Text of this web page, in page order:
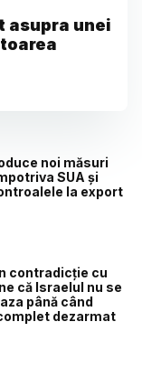
asupra unei
noi măsuri
SUA și
la export
contradicție cu
că Israelul nu se
până când
dezarmat